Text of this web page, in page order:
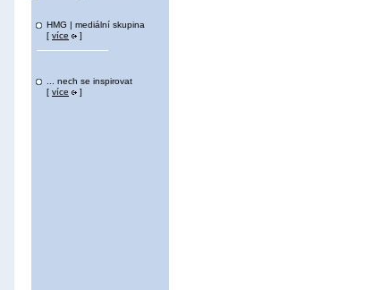
HMG | mediální skupina
[ více ]
... nech se inspirovat
[ více ]